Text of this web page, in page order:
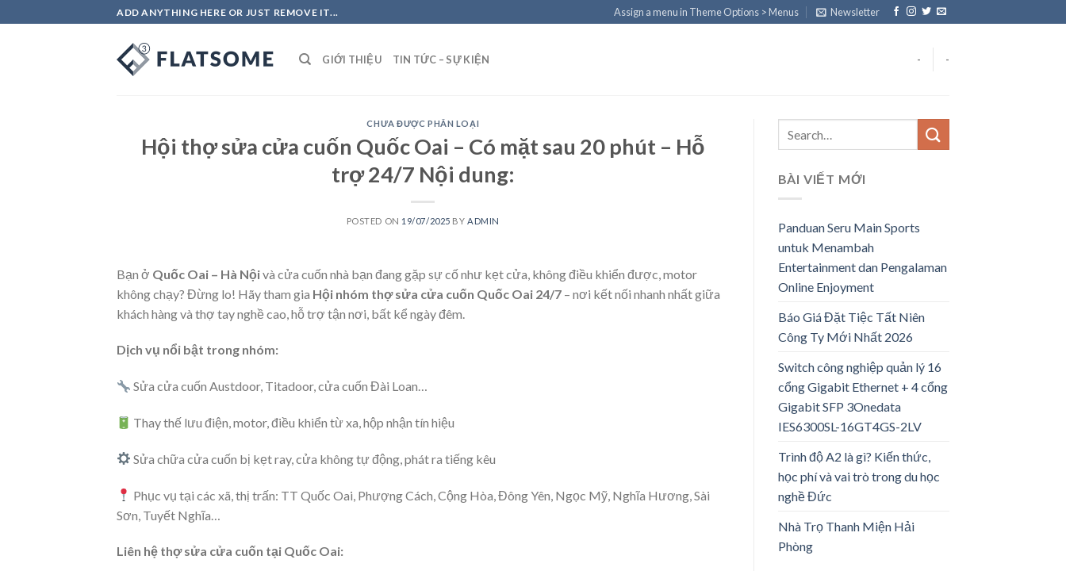
to
ADD ANYTHING HERE OR JUST REMOVE IT... Assign a menu in Theme Options > Menus Newsletter
GIỚI THIỆU TIN TỨC – SỰ KIỆN - -
CHƯA ĐƯỢC PHÂN LOẠI
Hội thợ sửa cửa cuốn Quốc Oai – Có mặt sau 20 phút – Hỗ
trợ 24/7 Nội dung:
POSTED ON 19/07/2025 BY ADMIN
Bạn ở Quốc Oai – Hà Nộivà cửa cuốn nhà bạn đang gặp sự cố như kẹt cửa, không điều khiển được, motor
không chạy? Đừng lo! Hãy tham gia Hội nhóm thợ sửa cửa cuốn Quốc Oai 24/7 – nơi kết nối nhanh nhất giữa
khách hàng và thợ tay nghề cao, hỗ trợ tận nơi, bất kể ngày đêm.
Dịch vụ nổi bật trong nhóm:
Sửa cửa cuốn Austdoor, Titadoor, cửa cuốn Đài Loan…
Thay thế lưu điện, motor, điều khiển từ xa, hộp nhận tín hiệu
Sửa chữa cửa cuốn bị kẹt ray, cửa không tự động, phát ra tiếng kêu
Phục vụ tại các xã, thị trấn: TT Quốc Oai, Phượng Cách, Cộng Hòa, Đông Yên, Ngọc Mỹ, Nghĩa Hương, Sài
Sơn, Tuyết Nghĩa…
Liên hệ thợ sửa cửa cuốn tại Quốc Oai:
BÀI VIẾT MỚI
Panduan Seru Main Sports
untuk Menambah
Entertainment dan Pengalaman
Online Enjoyment
Báo Giá Đặt Tiệc Tất Niên
Công Ty Mới Nhất 2026
Switch công nghiệp quản lý 16
cổng Gigabit Ethernet + 4 cổng
Gigabit SFP 3Onedata
IES6300SL-16GT4GS-2LV
Trình độ A2 là gì? Kiến thức,
học phí và vai trò trong du học
nghề Đức
Nhà Trọ Thanh Miện Hải
Phòng